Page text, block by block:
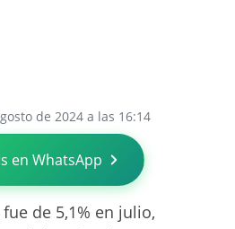
de 2024 a las 16:14
en WhatsApp
de 5,1% en julio,